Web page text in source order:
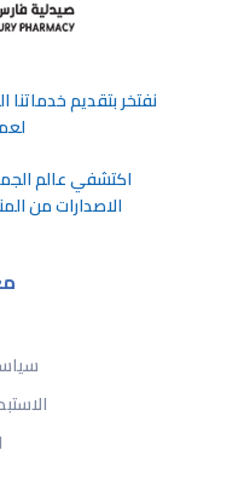
ﻧﻔﺘﺨﺮ ﺑﺘﻘﺪﻳﻢ ﺧﺪﻣﺎﺗﻨﺎ
اكتشفي عالم
الاصدارات من